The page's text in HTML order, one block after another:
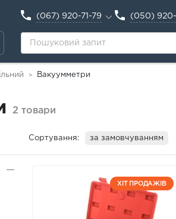
(067) 920-71-79 (050) 920-
> Вакуумметри
2 товари
Сортування: за замовчуванням
ХІТ ПРОДАЖІВ